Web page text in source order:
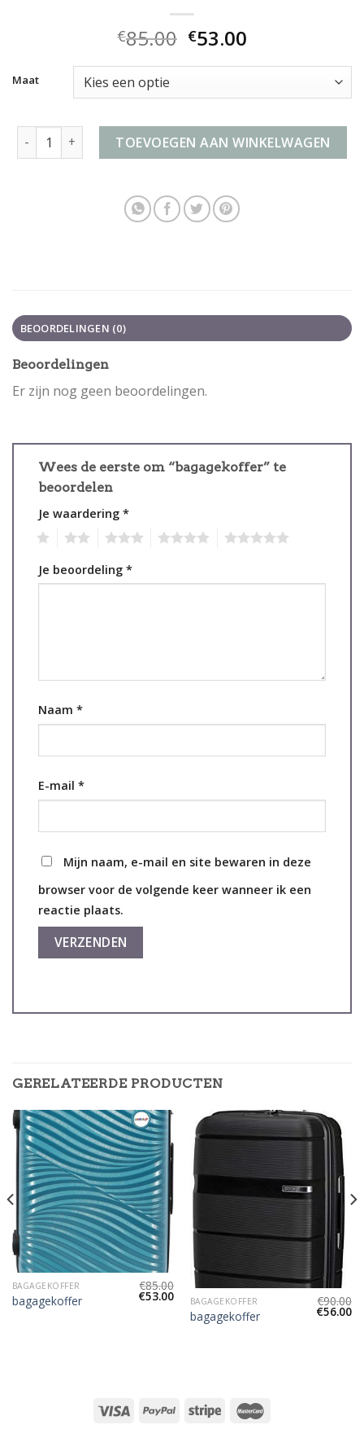
€85.00 €53.00
Maat
bagagekoffer aantalTOEVOEGEN AAN WINKELWAGEN
BEOORDELINGEN (0)
Beoordelingen
Er zijn nog geen beoordelingen.
Wees de eerste om “bagagekoffer” te
beoordelen
Je waardering *
Je beoordeling *
Naam *
E-mail *
Mijn naam, e-mail en site bewaren in deze
browser voor de volgende keer wanneer ik een
reactie plaats.
GERELATEERDE PRODUCTEN
BAGAGEKOFFER
bagagekoffer
€85.00
€53.00 BAGAGEKOFFER
bagagekoffer
€90.00
€56.00